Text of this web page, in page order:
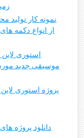
از انواع دکمه
استوری لاین
موسیقی جدید
پروژه استوری